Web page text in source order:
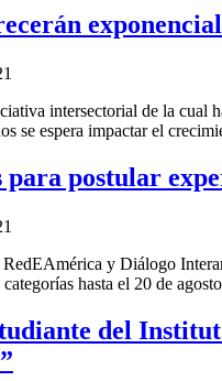
intersectorial de la cual
se espera impactar el
para postular
y Diálogo
hasta el 20 de
del